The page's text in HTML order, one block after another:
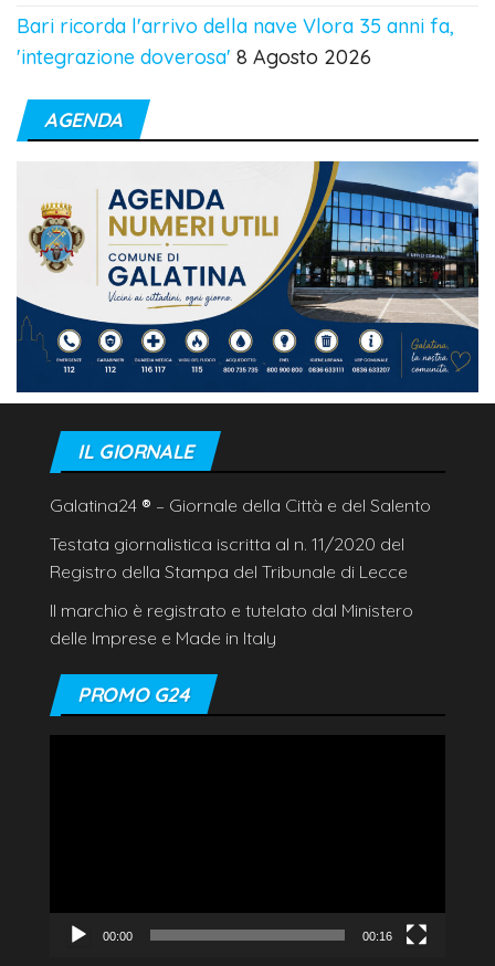
Bari ricorda l'arrivo della nave Vlora 35 anni fa,
'integrazione doverosa' 8 Agosto 2026
AGENDA
IL GIORNALE
Galatina24 ® – Giornale della Città e del Salento
Testata giornalistica iscritta al n. 11/2020 del
Registro della Stampa del Tribunale di Lecce
Il marchio è registrato e tutelato dal Ministero
delle Imprese e Made in Italy
PROMO G24
00:00 00:16